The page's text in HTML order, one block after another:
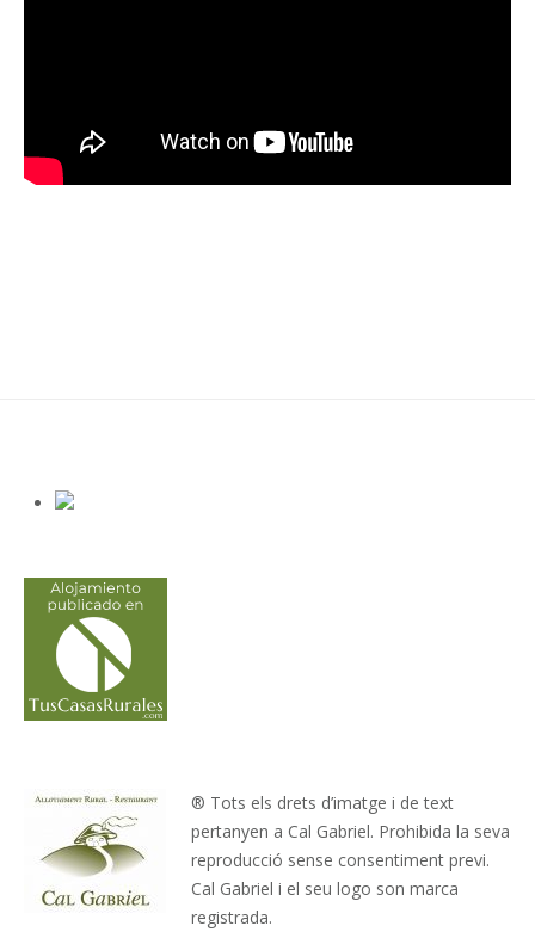
® Tots els drets d’imatge i de text
pertanyen a Cal Gabriel. Prohibida la seva
reproducció sense consentiment previ.
Cal Gabriel i el seu logo son marca
registrada.